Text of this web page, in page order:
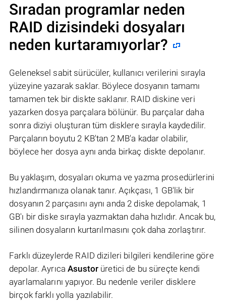
Sıradan programlar neden
RAID dizisindeki dosyaları
neden kurtaramıyorlar?
Geleneksel sabit sürücüler, kullanıcı verilerini sırayla
yüzeyine yazarak saklar. Böylece dosyanın tamamı
tamamen tek bir diskte saklanır. RAID diskine veri
yazarken dosya parçalara bölünür. Bu parçalar daha
sonra diziyi oluşturan tüm disklere sırayla kaydedilir.
Parçaların boyutu 2 KB'tan 2 MB'a kadar olabilir,
böylece her dosya aynı anda birkaç diskte depolanır.
Bu yaklaşım, dosyaları okuma ve yazma prosedürlerini
hızlandırmanıza olanak tanır. Açıkçası, 1 GB'lik bir
dosyanın 2 parçasını aynı anda 2 diske depolamak, 1
GB'ı bir diske sırayla yazmaktan daha hızlıdır. Ancak bu,
silinen dosyaların kurtarılmasını çok daha zorlaştırır.
Farklı düzeylerde RAID dizileri bilgileri kendilerine göre
depolar. AyrıcaAsustor üretici de bu süreçte kendi
ayarlamalarını yapıyor. Bu nedenle veriler disklere
birçok farklı yolla yazılabilir.